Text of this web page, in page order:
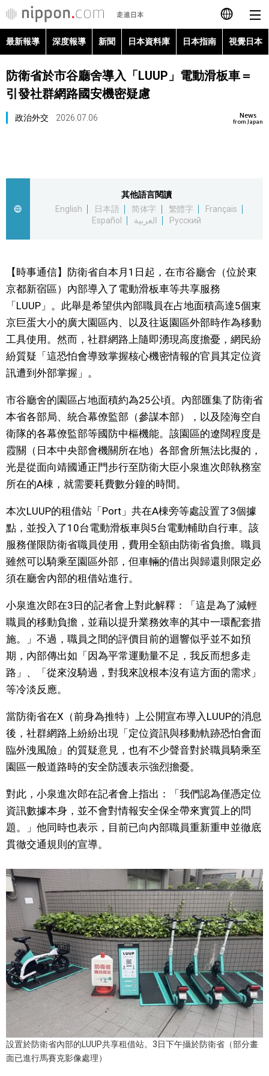
日本語
English
最新報導
視覺日本
臺灣香港
更多
日本入門
政治外交
社會
財經
文化
生活
運動
娛樂
教育
工作勞動
家庭
醫療健康
語言
東京
編輯部通知
最新報導 深度報導 新聞 日本資料庫 日本指南 視覺日本
防衛省於市谷廳舍導入「LUUP」電動滑板車＝
引發社群網路國安機密疑慮
News
from Japan
政治外交 2026.07.06
其他語言閱讀
English
日本語 简体字 繁體字
Français
Español
العربية Русский
【時事通信】防衛省自本月1日起，在市谷廳舍（位於東
京都新宿區）內部導入了電動滑板車等共享服務
「LUUP」。此舉是希望供內部職員在占地面積高達5個東
京巨蛋大小的廣大園區內、以及往返園區外部時作為移動
工具使用。然而，社群網路上隨即湧現高度擔憂，網民紛
紛質疑「這恐怕會導致掌握核心機密情報的官員其定位資
訊遭到外部掌握」。
市谷廳舍的園區占地面積約為25公頃。內部匯集了防衛省
本省各部局、統合幕僚監部（參謀本部），以及陸海空自
衛隊的各幕僚監部等國防中樞機能。該園區的遼闊程度是
霞關（日本中央部會機關所在地）各部會所無法比擬的，
光是從面向靖國通正門步行至防衛大臣小泉進次郎執務室
所在的A棟，就需要耗費數分鐘的時間。
本次LUUP的租借站「Port」共在A棟旁等處設置了3個據
點，並投入了10台電動滑板車與5台電動輔助自行車。該
服務僅限防衛省職員使用，費用全額由防衛省負擔。職員
雖然可以騎乘至園區外部，但車輛的借出與歸還則限定必
須在廳舍內部的租借站進行。
小泉進次郎在3日的記者會上對此解釋：「這是為了減輕
職員的移動負擔，並藉以提升業務效率的其中一環配套措
施。」不過，職員之間的評價目前的迴響似乎並不如預
期，內部傳出如「因為平常運動量不足，我反而想多走
路」、「從來沒騎過，對我來說根本沒有這方面的需求」
等冷淡反應。
當防衛省在X（前身為推特）上公開宣布導入LUUP的消息
後，社群網路上紛紛出現「定位資訊與移動軌跡恐怕會面
臨外洩風險」的質疑意見，也有不少聲音對於職員騎乘至
園區一般道路時的安全防護表示強烈擔憂。
對此，小泉進次郎在記者會上指出：「我們認為僅憑定位
資訊數據本身，並不會對情報安全保全帶來實質上的問
題。」他同時也表示，目前已向內部職員重新重申並徹底
貫徹交通規則的宣導。
設置於防衛省內部的LUUP共享租借站。3日下午攝於防衛省（部分畫
面已進行馬賽克影像處理）